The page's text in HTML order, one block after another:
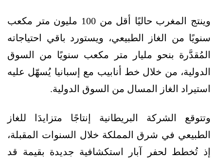
وينتج المغرب حاليًا أقل من 100 مليون متر مكعب
سنويًا من الغاز الطبيعي، ويستورد باقي احتياجاته
المُقدَّرة بنحو مليار متر مكعب سنويًا من السوق
الدولية، من خلال خط أنابيب مع إسبانيا يُسهّل عليه
استيراد الغاز المسال من السوق الدولية.
وتتوقع الشركة البريطانية إنتاجًا متزايدَا للغاز
الطبيعي في شرق المملكة خلال السنوات المقبلة،
إذ تُخطط لحفر آبار استكشافية جديدة بقيمة قد